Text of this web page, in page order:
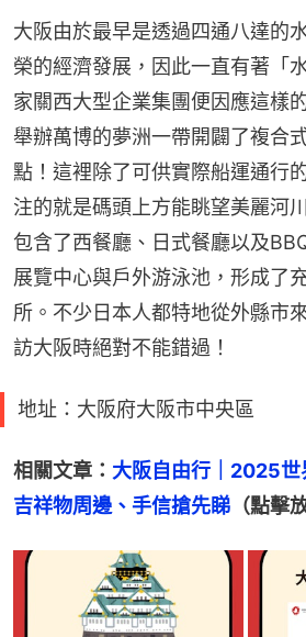
大阪由於最早是透過四通八達的
榮的經濟發展，因此一直有著「
家關西大型企業集團便因應這樣
舉辦萬博的夢洲一帶開闢了複合
點！這裡除了可供實際船運通行
注的就是碼頭上方能眺望美麗河
包含了西餐廳、日式餐廳以及
展覽中心與戶外游泳池，形成了
所。不少日本人都特地從外縣市
訪大阪時絕對不能錯過！
地址：大阪府大阪市中央區
相關文章： 大阪自由行｜2025
吉祥物周邊、手信搶先睇 （點擊